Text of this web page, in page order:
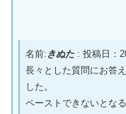
名前: きぬた: 投稿日：
長々とした質問にお答
した。
ペーストできないとな